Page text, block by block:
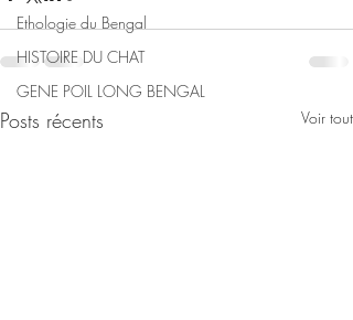
Ethologie du Bengal
HISTOIRE DU CHAT
GENE POIL LONG BENGAL
Posts récents Voir tout